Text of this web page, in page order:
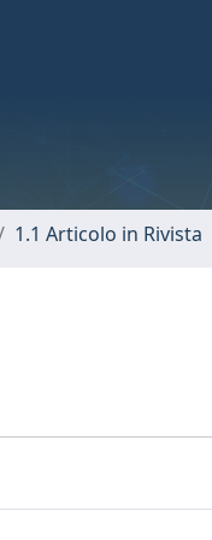
1.1 Articolo in Rivista